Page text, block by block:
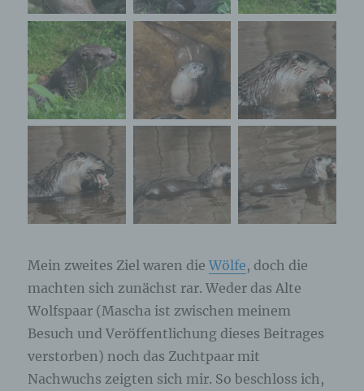
Mein zweites Ziel waren dieWölfe, doch die
machten sich zunächst rar. Weder das Alte
Wolfspaar (Mascha ist zwischen meinem
Besuch und Veröffentlichung dieses Beitrages
verstorben) noch das Zuchtpaar mit
Nachwuchs zeigten sich mir. So beschloss ich,